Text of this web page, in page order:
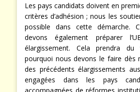
Les pays candidats doivent en
critères d’adhésion ; nous les
possible dans cette démarche.
devons également préparer
élargissement. Cela prendra
pourquoi nous devons le faire dès
des précédents élargissements
engagées dans les pays